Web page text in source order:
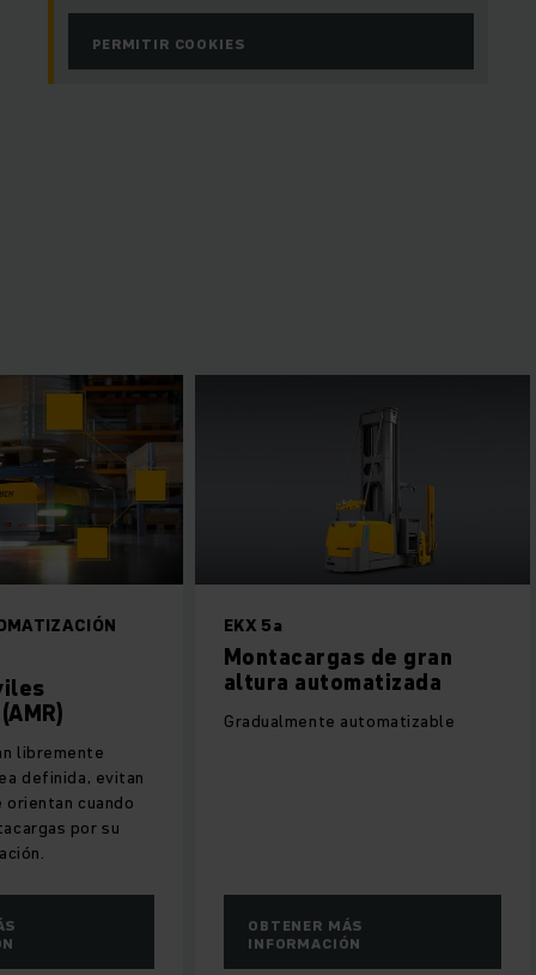
PERMITIR COOKIES
INICIE LA AUTOMATIZACIÓN
Robots móviles
autónomos (AMR)
Los AMR navegan libremente
dentro de un área definida, evitan
obstáculos y se orientan cuando
recogen un portacargas por su
posición y alineación.
Montacargas de
altura
Gradualmente